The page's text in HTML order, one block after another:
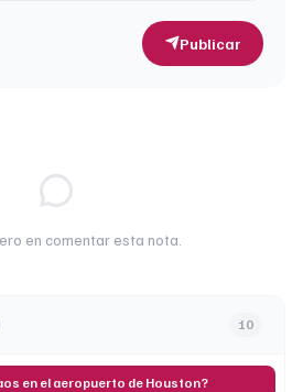
Publicar
en comentar esta nota.
10
en el aeropuerto de Houston?